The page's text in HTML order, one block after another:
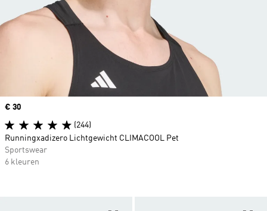
Price
€ 30
(244)
Runningxadizero Lichtgewicht CLIMACOOL Pet
Sportswear
6 kleuren